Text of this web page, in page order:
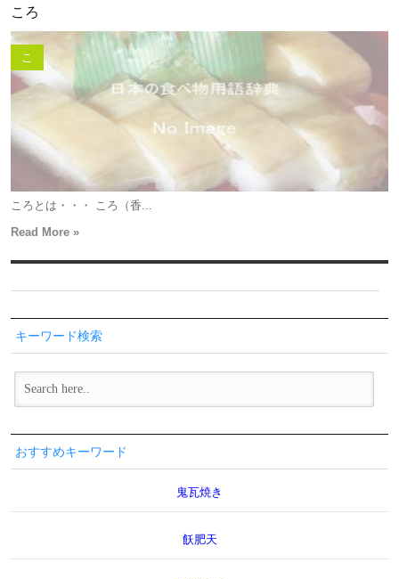
ころ
こ
ころとは・・・ ころ（香...
Read More »
キーワード検索
おすすめキーワード
鬼瓦焼き
飫肥天